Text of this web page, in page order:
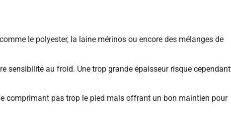
le polyester, la laine mérinos ou encore des mélanges de
sensibilité au froid. Une trop grande épaisseur risque cependant
comprimant pas trop le pied mais offrant un bon maintien pour